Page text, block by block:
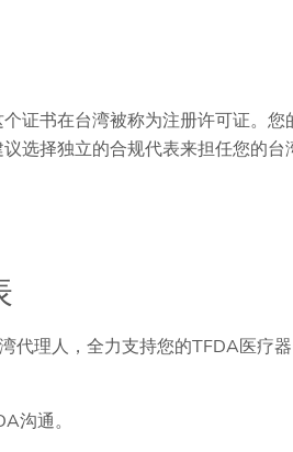
证书在台湾被称为注册许可证。您
选择独立的合规代表来担任您的台
代理人，全力支持您的TFDA医疗器
沟通。